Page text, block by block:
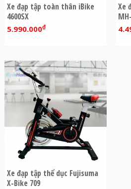
Xe đạp tập toàn thân iBike
4600SX
5.990.000₫
Xe
Xe đạp tập thể dục Fujisuma
X-Bike 709